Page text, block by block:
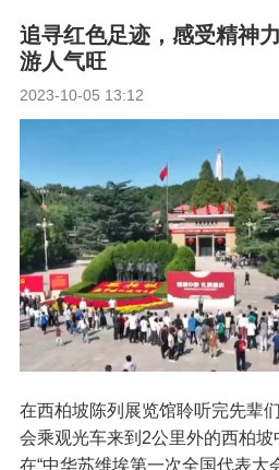
追寻红色足迹，感受精神
游人气旺
2023-10-05 13:12
在西柏坡陈列展览馆聆听完先辈
会乘观光车来到2公里外的西柏坡
在“中华苏维埃第一次全国代表大